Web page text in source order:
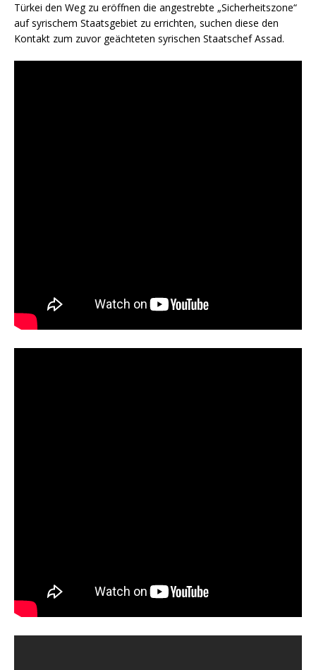
Türkei den Weg zu eröffnen die angestrebte „Sicherheitszone“
auf syrischem Staatsgebiet zu errichten, suchen diese den
Kontakt zum zuvor geächteten syrischen Staatschef Assad.